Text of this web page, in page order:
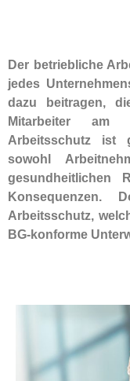
Der betriebliche
jedes
dazu beitragen,
Mitarbeiter am
Arbeitsschutz ist
sowohl
gesundheitlichen
Arbeitsschutz,
BG-konforme